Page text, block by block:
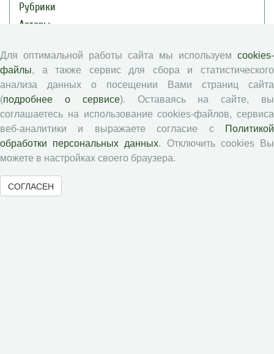
Рубрики
Авторы
Подборка статей
Авторам
Правила для авторов
Типовой лицензионный договор
Публикационная этика
Согласие на обработку персональных данных
Авторские права
Для оптимальной работы сайта мы используем cookies-
файлы, а также сервис для сбора и статистического
анализа данных о посещении Вами страниц сайта
(подробнее о сервисе). Оставаясь на сайте, вы
соглашаетесь на использование cookies-файлов, сервиса
веб-аналитики и выражаете согласие с
Политикой
обработки персональных данных. Отключить cookies Вы
можете в настройках своего браузера.
СОГЛАСЕН